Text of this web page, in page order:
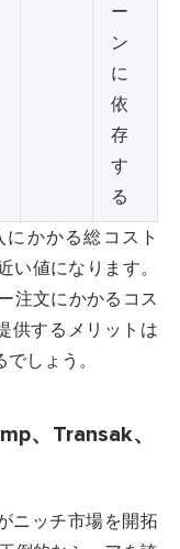
ー
ン
に
依
存
す
る
かかる総コスト
い値になります。
注文にかかるコス
供するメリットは
しょう。
、Transak、
ニッチ市場を開拓